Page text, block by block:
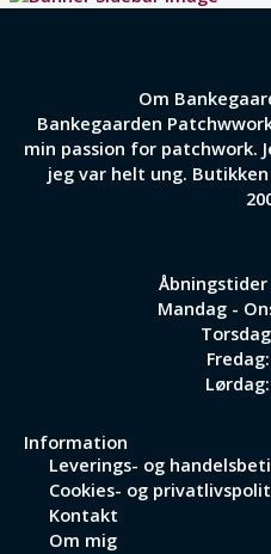
Om
Bankegaarden
min passion for patchwork.
jeg var helt ung.
Mandag -
Information
Leverings- og
Cookies- og
Kontakt
Om mig